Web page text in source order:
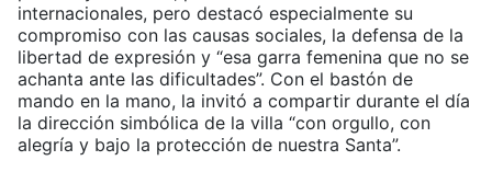
internacionales, pero destacó especialmente su
compromiso con las causas sociales, la defensa de la
libertad de expresión y “esa garra femenina que no se
achanta ante las dificultades”. Con el bastón de
mando en la mano, la invitó a compartir durante el día
la dirección simbólica de la villa “con orgullo, con
alegría y bajo la protección de nuestra Santa”.